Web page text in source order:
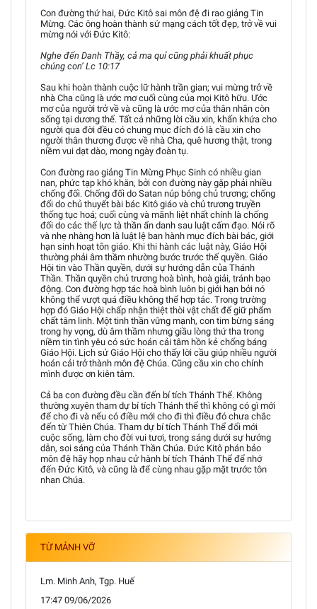
Con đường thứ hai, Đức Kitô sai môn đệ đi rao giảng Tin
Mừng. Các ông hoàn thành sứ mạng cách tốt đẹp, trở về vui
mừng nói với Đức Kitô:
Nghe đến Danh Thầy, cả ma quỉ cũng phải khuất phục
chúng con’ Lc 10:17
Sau khi hoàn thành cuộc lữ hành trần gian; vui mừng trở về
nhà Cha cũng là ước mơ cuối cùng của mọi Kitô hữu. Ước
mơ của người trở về và cũng là ước mơ của thân nhân còn
sống tại dương thế. Tất cả những lời cầu xin, khấn khứa cho
người qua đời đều có chung mục đích đó là cầu xin cho
người thân thương được về nhà Cha, quê hương thật, trong
niềm vui dạt dào, mong ngày đoàn tụ.
Con đường rao giảng Tin Mừng Phục Sinh có nhiều gian
nan, phức tạp khó khăn, bởi con đường này gặp phải nhiều
chống đối. Chống đối do Satan núp bóng chủ trương; chống
đối do chủ thuyết bài bác Kitô giáo và chủ trương truyền
thống tục hoá; cuối cùng và mãnh liệt nhất chính là chống
đối do các thế lực tà thần ẩn danh sau luật cấm đạo. Nói rõ
và nhẹ nhàng hơn là luật lệ ban hành mục đích bài bác, giới
hạn sinh hoạt tôn giáo. Khi thi hành các luật này, Giáo Hội
thường phải âm thầm nhường bước trước thế quyền. Giáo
Hội tin vào Thần quyền, dưới sự hướng dẫn của Thánh
Thần. Thần quyền chủ trương hoà bình, hoà giải, tránh bạo
động. Con đường hợp tác hoà bình luôn bị giới hạn bởi nó
không thể vượt quá điều không thể hợp tác. Trong trường
hợp đó Giáo Hội chấp nhận thiệt thòi vật chất để giữ phẩm
chất tâm linh. Một tinh thần vững mạnh, con tim bừng sáng
trong hy vọng, dù âm thầm nhưng giầu lòng thứ tha trong
niềm tin tình yêu có sức hoán cải tâm hồn kẻ chống báng
Giáo Hội. Lịch sử Giáo Hội cho thấy lời cầu giúp nhiều người
hoán cải trở thành môn đệ Chúa. Cũng cầu xin cho chính
mình được ơn kiên tâm.
Cả ba con đường đều cần đến bí tích Thánh Thể. Không
thường xuyên tham dự bí tích Thánh thể thì không có gì mới
để cho đi và nếu có điều mới cho đi thì điều đó chưa chắc
đến từ Thiên Chúa. Tham dự bí tích Thánh Thể đổi mới
cuộc sống, làm cho đời vui tươi, trong sáng dưới sự hướng
dẫn, soi sáng của Thánh Thần Chúa. Đức Kitô phán bảo
môn đệ hãy họp nhau cử hành bí tích Thánh Thể để nhớ
đến Đức Kitô, và cũng là để cùng nhau gặp mặt trước tôn
nhan Chúa.
TỪ MẢNH VỠ
Lm. Minh Anh, Tgp. Huế
17:47 09/06/2026